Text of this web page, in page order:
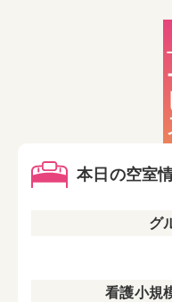
本日の空室
グ
看護小規